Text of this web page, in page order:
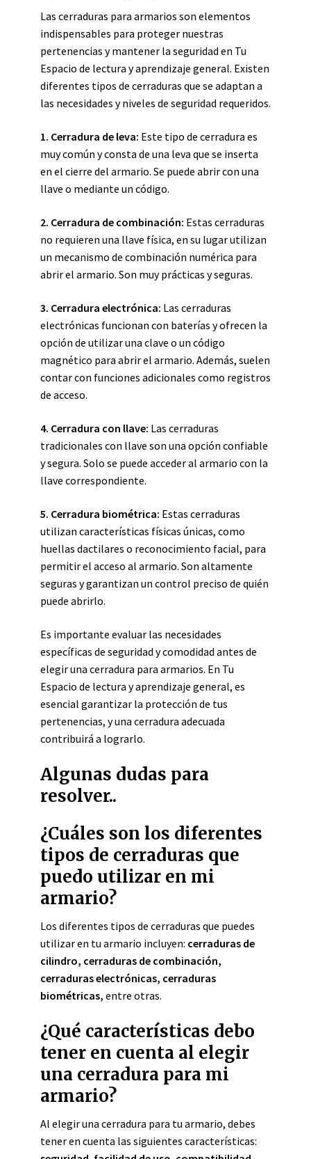
Las cerraduras para armarios son elementos
indispensables para proteger nuestras
pertenencias y mantener la seguridad en Tu
Espacio de lectura y aprendizaje general. Existen
diferentes tipos de cerraduras que se adaptan a
las necesidades y niveles de seguridad requeridos.
1. Cerradura de leva: Este tipo de cerradura es
muy común y consta de una leva que se inserta
en el cierre del armario. Se puede abrir con una
llave o mediante un código.
2. Cerradura de combinación: Estas cerraduras
no requieren una llave física, en su lugar utilizan
un mecanismo de combinación numérica para
abrir el armario. Son muy prácticas y seguras.
3. Cerradura electrónica: Las cerraduras
electrónicas funcionan con baterías y ofrecen la
opción de utilizar una clave o un código
magnético para abrir el armario. Además, suelen
contar con funciones adicionales como registros
de acceso.
4. Cerradura con llave: Las cerraduras
tradicionales con llave son una opción confiable
y segura. Solo se puede acceder al armario con la
llave correspondiente.
5. Cerradura biométrica: Estas cerraduras
utilizan características físicas únicas, como
huellas dactilares o reconocimiento facial, para
permitir el acceso al armario. Son altamente
seguras y garantizan un control preciso de quién
puede abrirlo.
Es importante evaluar las necesidades
específicas de seguridad y comodidad antes de
elegir una cerradura para armarios. En Tu
Espacio de lectura y aprendizaje general, es
esencial garantizar la protección de tus
pertenencias, y una cerradura adecuada
contribuirá a lograrlo.
Algunas dudas para
resolver..
¿Cuáles son los diferentes
tipos de cerraduras que
puedo utilizar en mi
armario?
Los diferentes tipos de cerraduras que puedes
utilizar en tu armario incluyen: cerraduras de
cilindro, cerraduras de combinación,
cerraduras electrónicas, cerraduras
biométricas, entre otras.
¿Qué características debo
tener en cuenta al elegir
una cerradura para mi
armario?
Al elegir una cerradura para tu armario, debes
tener en cuenta las siguientes características: